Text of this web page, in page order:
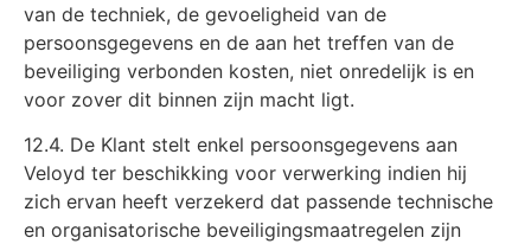
van de techniek, de gevoeligheid van de
persoonsgegevens en de aan het treffen van de
beveiliging verbonden kosten, niet onredelijk is en
voor zover dit binnen zijn macht ligt.
12.4. De Klant stelt enkel persoonsgegevens aan
Veloyd ter beschikking voor verwerking indien hij
zich ervan heeft verzekerd dat passende technische
en organisatorische beveiligingsmaatregelen zijn